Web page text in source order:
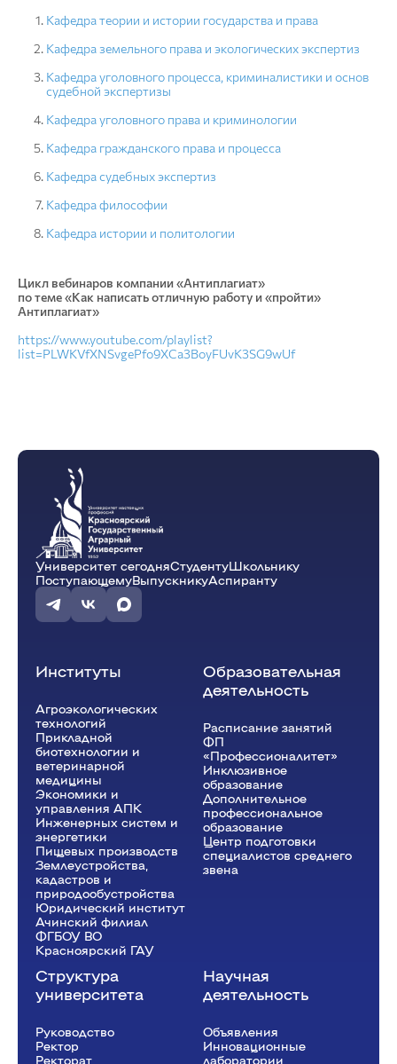
Кафедра теории и истории государства и права
Кафедра земельного права и экологических экспертиз
Кафедра уголовного процесса, криминалистики и основ
судебной экспертизы
Кафедра уголовного права и криминологии
Кафедра гражданского права и процесса
Кафедра судебных экспертиз
Кафедра философии
Кафедра истории и политологии
Цикл вебинаров компании «Антиплагиат»
по теме «Как написать отличную работу и «пройти»
Антиплагиат»
https://www.youtube.com/playlist?
list=PLWKVfXNSvgePfo9XCa3BoyFUvK3SG9wUf
Университет сегодняСтудентуШкольнику
ПоступающемуВыпускникуАспиранту
Институты
Агроэкологических
технологий
Прикладной
биотехнологии и
ветеринарной
медицины
Экономики и
управления АПК
Инженерных систем и
энергетики
Пищевых производств
Землеустройства,
кадастров и
природообустройства
Юридический институт
Ачинский филиал
ФГБОУ ВО
Красноярский ГАУ
Образовательная
деятельность
Расписание занятий
ФП
«Профессионалитет»
Инклюзивное
образование
Дополнительное
профессиональное
образование
Центр подготовки
специалистов среднего
звена
Структура
университета
Руководство
Ректор
Рeкторат
Научная
деятельность
Объявления
Инновационные
лаборатории